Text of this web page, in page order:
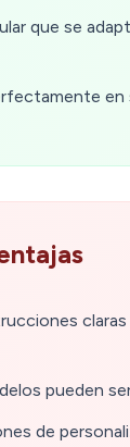
que se
en
claras
pueden
de